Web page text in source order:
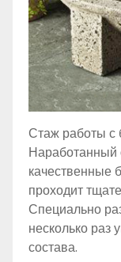
Стаж работы с
Наработанный
качественные
проходит
Специально
несколько раз
состава.